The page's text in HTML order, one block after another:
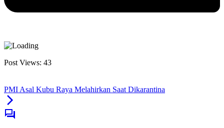
Post Views: 43
PMI Asal Kubu Raya Melahirkan Saat Dikarantina